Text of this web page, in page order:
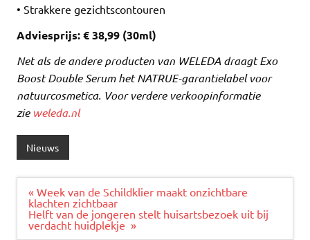
• Strakkere gezichtscontouren
Adviesprijs: € 38,99 (30ml)
Net als de andere producten van WELEDA draagt Exo
Boost Double Serum het NATRUE-garantielabel voor
natuurcosmetica. Voor verdere verkoopinformatie
zie weleda.nl
Nieuws
Bericht
navigatie
« Week van de Schildklier maakt onzichtbare
klachten zichtbaar
Helft van de jongeren stelt huisartsbezoek uit bij
verdacht huidplekje »